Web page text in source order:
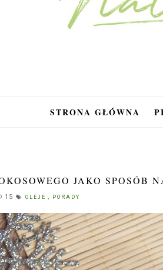
STRONA GŁÓWNA
JAKO SPOSÓB
15 OLEJE PORADY